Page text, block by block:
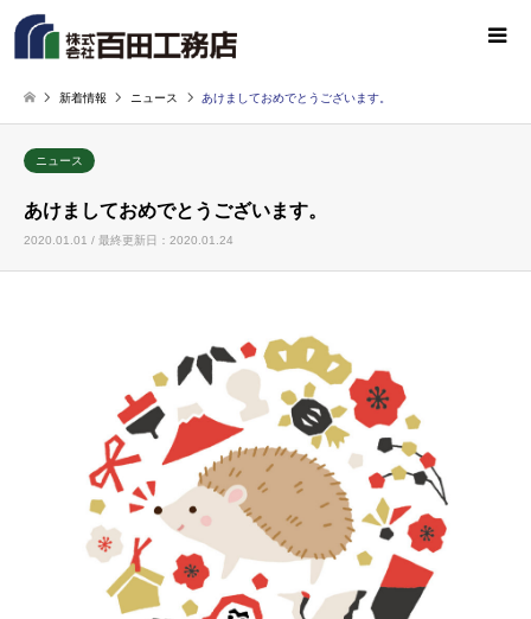
新着情報 ニュース あけましておめでとうございます。
ニュース
あけましておめでとうございます。
2020.01.01 / 最終更新日：2020.01.24